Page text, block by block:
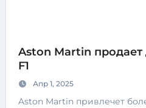
Aston Martin
F1
Апр 1, 2025
Aston Martin привлечет более 74 млн фунтов